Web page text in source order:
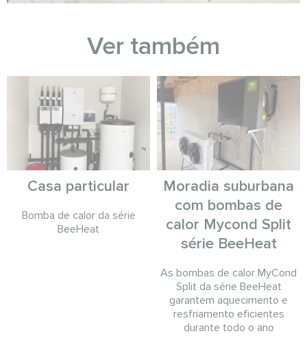
Ver também
Casa particular
Bomba de calor da série
BeeHeat
Moradia suburbana
com bombas de
calor Mycond Split
série BeeHeat
As bombas de calor MyCond
Split da série BeeHeat
garantem aquecimento e
resfriamento eficientes
durante todo o ano